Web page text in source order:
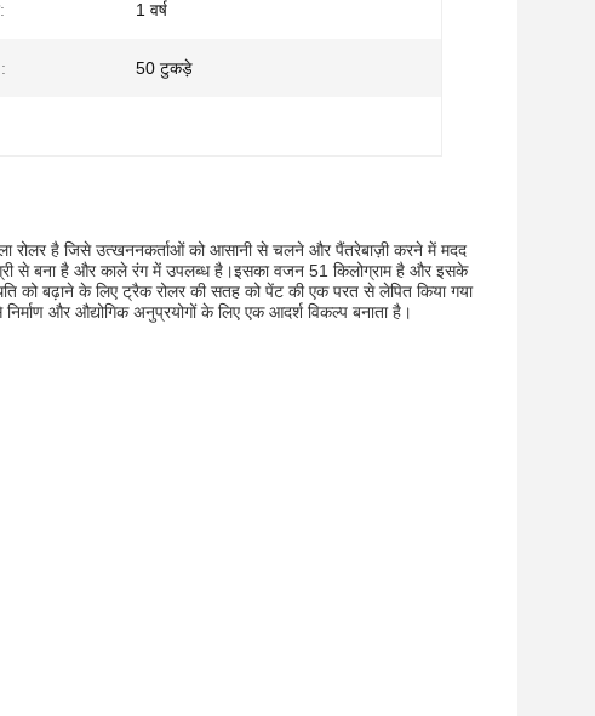
1 वर्ष
50 टुकड़े
रोलर है जिसे उत्खननकर्ताओं को आसानी से चलने और पैंतरेबाज़ी करने में मदद
से बना है और काले रंग में उपलब्ध है।इसका वजन 51 किलोग्राम है और इसके
को बढ़ाने के लिए ट्रैक रोलर की सतह को पेंट की एक परत से लेपित किया गया
और औद्योगिक अनुप्रयोगों के लिए एक आदर्श विकल्प बनाता है।